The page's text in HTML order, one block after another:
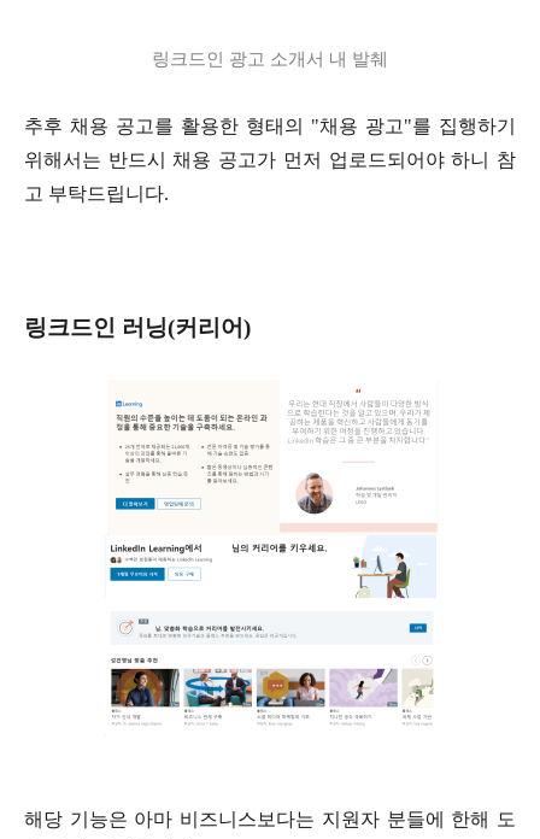
링크드인 광고 소개서 내 발췌
추후 채용 공고를 활용한 형태의 "채용 광고"를 집행하기
위해서는 반드시 채용 공고가 먼저 업로드되어야 하니 참
고 부탁드립니다.
링크드인 러닝(커리어)
해당 기능은 아마 비즈니스보다는 지원자 분들에 한해 도